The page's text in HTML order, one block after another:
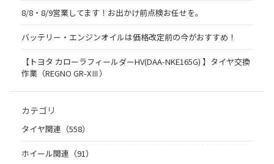
8/8・8/9営業してます！お出かけ前点検お任せを。
バッテリー・エンジンオイルは価格改定前の今がおすすめ！
【トヨタ カローラフィールダーHV(DAA-NKE165G) 】タイヤ交換
作業（REGNO GR-XⅢ）
カテゴリ
タイヤ関連（558）
ホイール関連（91）